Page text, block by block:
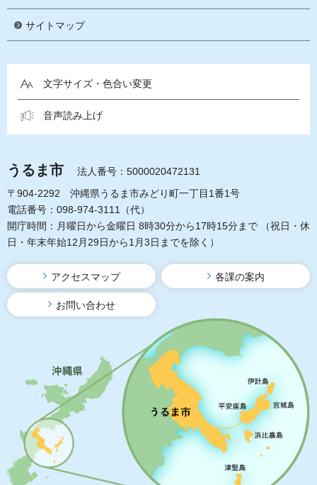
サイトマップ
文字サイズ・色合い変更
音声読み上げ
うるま市
法人番号：5000020472131
〒904-2292 沖縄県うるま市みどり町一丁目1番1号
電話番号：098-974-3111（代）
開庁時間：月曜日から金曜日 8時30分から17時15分まで
（祝日・休
日・年末年始12月29日から1月3日までを除く）
アクセスマップ 各課の案内
お問い合わせ